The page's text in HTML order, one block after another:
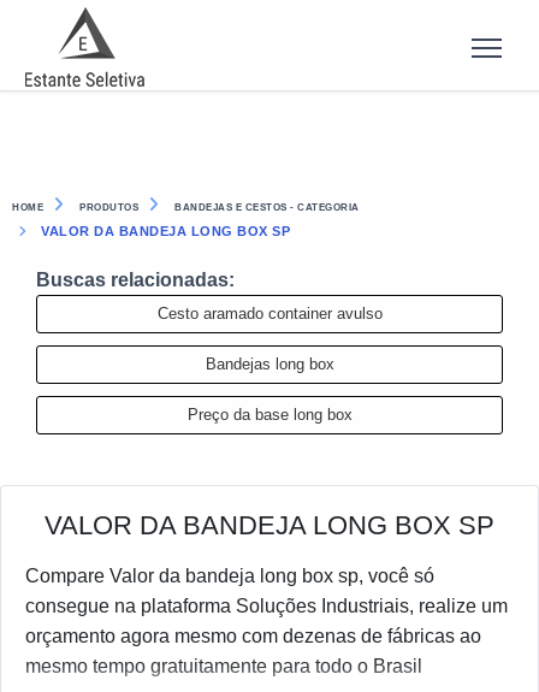
HOME PRODUTOS BANDEJAS E CESTOS - CATEGORIA
VALOR DA BANDEJA LONG BOX SP
Buscas relacionadas:
Cesto aramado container avulso
Bandejas long box
Preço da base long box
VALOR DA BANDEJA LONG BOX SP
Compare Valor da bandeja long box sp, você só
consegue na plataforma Soluções Industriais, realize um
orçamento agora mesmo com dezenas de fábricas ao
mesmo tempo gratuitamente para todo o Brasil